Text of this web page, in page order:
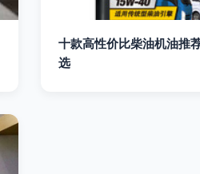
十款高性价比柴油机油推
选